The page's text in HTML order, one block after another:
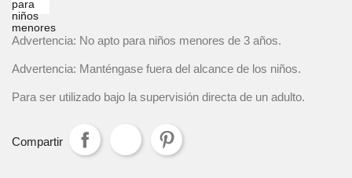
Advertencia: No apto para niños menores de 3 años.
Advertencia: Manténgase fuera del alcance de los niños.
Para ser utilizado bajo la supervisión directa de un adulto.
Compartir